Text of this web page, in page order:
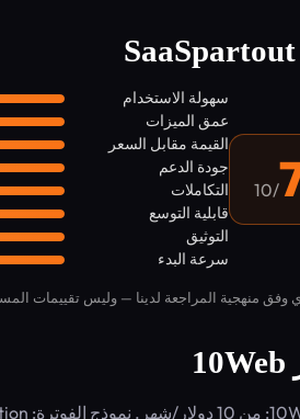
/10
سهولة الاستخدام
عمق الميزات
القيمة مقابل السعر
جودة الدعم
التكاملات
قابلية التوسع
التوثيق
سرعة البدء
وفق منهجية المراجعة لدينا — وليس تقييمات